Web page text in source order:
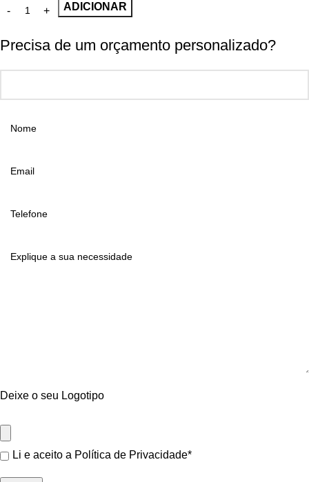
ADICIONAR
Precisa de um orçamento personalizado?
Deixe o seu Logotipo
Li e aceito a Política de Privacidade*